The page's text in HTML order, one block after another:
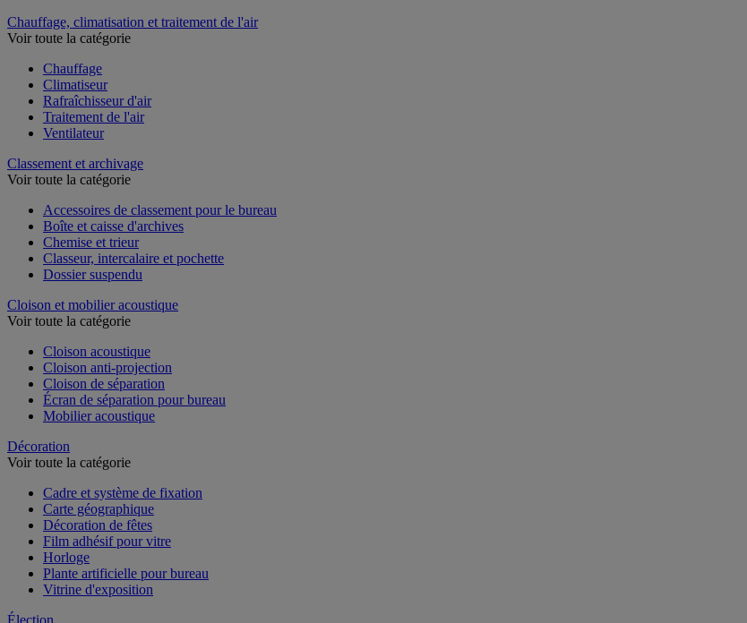
Chauffage, climatisation et traitement de l'air
Voir toute la catégorie
Chauffage
Climatiseur
Rafraîchisseur d'air
Traitement de l'air
Ventilateur
Classement et archivage
Voir toute la catégorie
Accessoires de classement pour le bureau
Boîte et caisse d'archives
Chemise et trieur
Classeur, intercalaire et pochette
Dossier suspendu
Cloison et mobilier acoustique
Voir toute la catégorie
Cloison acoustique
Cloison anti-projection
Cloison de séparation
Écran de séparation pour bureau
Mobilier acoustique
Décoration
Voir toute la catégorie
Cadre et système de fixation
Carte géographique
Décoration de fêtes
Film adhésif pour vitre
Horloge
Plante artificielle pour bureau
Vitrine d'exposition
Élection